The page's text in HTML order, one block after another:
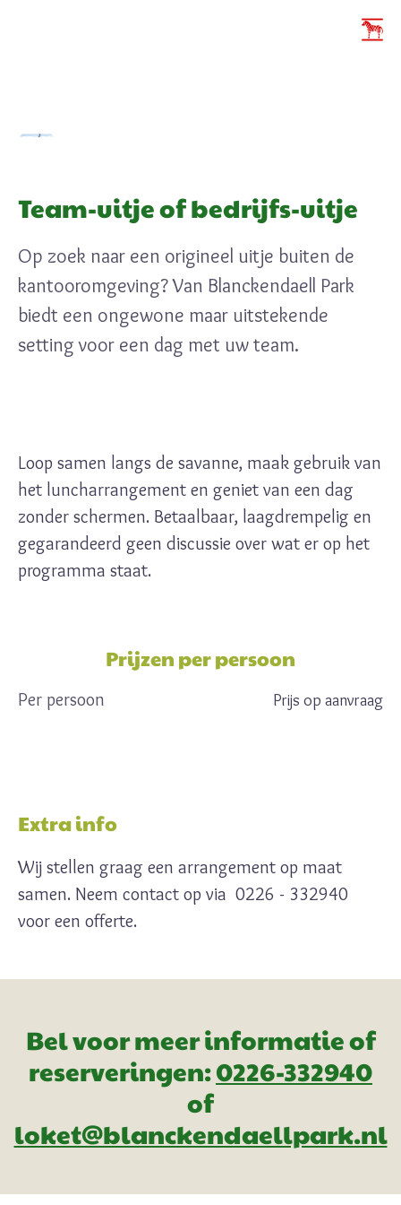
Team-uitje of bedrijfs-uitje
Op zoek naar een origineel uitje buiten de
kantooromgeving? Van Blanckendaell Park
biedt een ongewone maar uitstekende
setting voor een dag met uw team.
Loop samen langs de savanne, maak gebruik van
het luncharrangement en geniet van een dag
zonder schermen. Betaalbaar, laagdrempelig en
gegarandeerd geen discussie over wat er op het
programma staat.
Prijzen per persoon
Per persoon Prijs op aanvraag
Extra info
Wij stellen graag een arrangement op maat
samen. Neem contact op via 0226 - 332940
voor een offerte.
Bel voor meer informatie of
reserveringen:0226-332940
of
loket@blanckendaellpark.nl